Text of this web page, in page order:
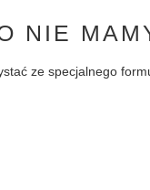
NIE
ze specjalnego